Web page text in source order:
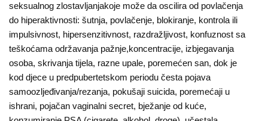
seksualnog zlostavljanjakoje može da oscilira od povlačenja
do hiperaktivnosti: šutnja, povlačenje, blokiranje, kontrola ili
impulsivnost, hipersenzitivnost, razdražljivost, konfuznost sa
teškoćama održavanja pažnje,koncentracije, izbjegavanja
osoba, skrivanja tijela, razne upale, poremećen san, dok je
kod djece u predpubertetskom periodu česta pojava
samoozljeđivanja/rezanja, pokušaji suicida, poremećaji u
ishrani, pojačan vaginalni secret, bježanje od kuće,